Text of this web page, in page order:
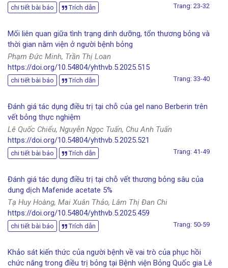
chi tiết bài báo Trích dẫn Trang: 23-32
Mối liên quan giữa tình trạng dinh dưỡng, tổn thương bỏng và
thời gian nằm viện ở người bệnh bỏng
Phạm Đức Minh, Trần Thị Loan
https://doi.org/10.54804/yhthvb.5.2025.515
chi tiết bài báo Trích dẫn Trang: 33-40
Đánh giá tác dụng điều trị tại chỗ của gel nano Berberin trên
vết bỏng thực nghiệm
Lê Quốc Chiểu, Nguyễn Ngọc Tuấn, Chu Anh Tuấn
https://doi.org/10.54804/yhthvb.5.2025.521
chi tiết bài báo Trích dẫn Trang: 41-49
Đánh giá tác dụng điều trị tại chỗ vết thương bỏng sâu của
dung dịch Mafenide acetate 5%
Tạ Huy Hoàng, Mai Xuân Thảo, Lâm Thị Đan Chi
https://doi.org/10.54804/yhthvb.5.2025.459
chi tiết bài báo Trích dẫn Trang: 50-59
Khảo sát kiến thức của người bệnh về vai trò của phục hồi
chức năng trong điều trị bỏng tại Bệnh viện Bỏng Quốc gia Lê